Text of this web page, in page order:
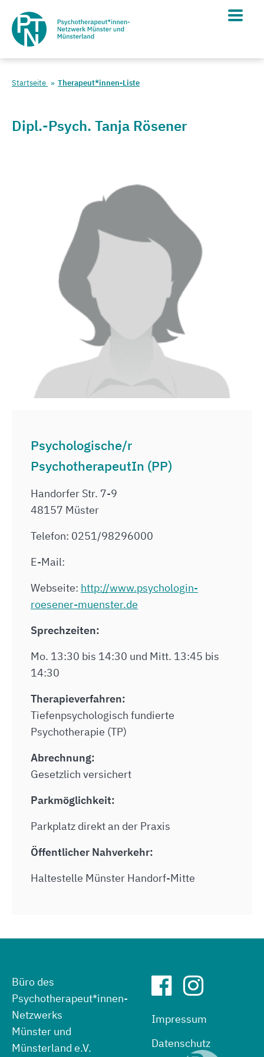
Startseite Therapeut*innen-Liste
Dipl.-Psych. Tanja Rösener
Psychologische/r
PsychotherapeutIn (PP)
Handorfer Str. 7-9
48157 Müster
Telefon: 0251/98296000
E-Mail:
Webseite: http://www.psychologin-
roesener-muenster.de
Sprechzeiten:
Mo. 13:30 bis 14:30 und Mitt. 13:45 bis
14:30
Therapieverfahren:
Tiefenpsychologisch fundierte
Psychotherapie (TP)
Abrechnung:
Gesetzlich versichert
Parkmöglichkeit:
Parkplatz direkt an der Praxis
Öffentlicher Nahverkehr:
Haltestelle Münster Handorf-Mitte
Büro des
Psychotherapeut*innen-
Netzwerks
Münster und
Münsterland e.V.
Impressum
Datenschutz